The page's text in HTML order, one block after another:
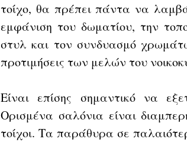
τοίχο, θα πρέπει πάντα να
εμφάνιση του δωματίου, την
στυλ και τον συνδυασμό
προτιμήσεις των μελών του
Είναι επίσης σημαντικό να
Ορισμένα σαλόνια είναι
τοίχοι. Τα παράθυρα σε